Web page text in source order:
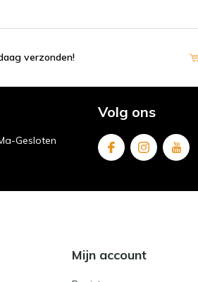
verzonden!
Gesloten
Volg ons
Mijn account